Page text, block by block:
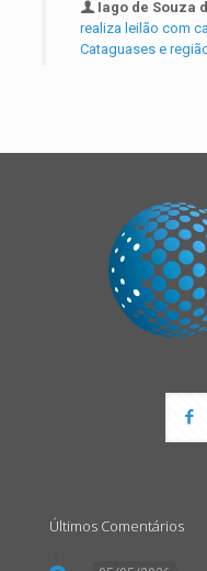
Iago de Souza
realiza leilão com
Cataguases e
Últimos Comentários